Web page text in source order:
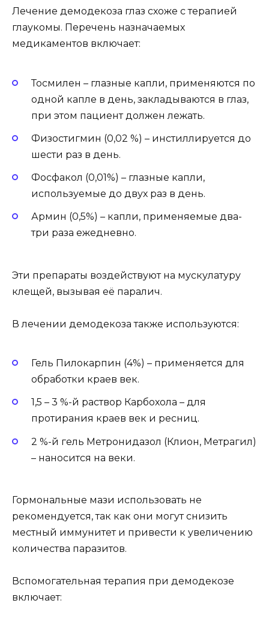
Лечение демодекоза глаз схоже с терапией
глаукомы. Перечень назначаемых
медикаментов включает:
Тосмилен – глазные капли, применяются по
одной капле в день, закладываются в глаз,
при этом пациент должен лежать.
Физостигмин (0,02 %) – инстиллируется до
шести раз в день.
Фосфакол (0,01%) – глазные капли,
используемые до двух раз в день.
Армин (0,5%) – капли, применяемые два-
три раза ежедневно.
Эти препараты воздействуют на мускулатуру
клещей, вызывая её паралич.
В лечении демодекоза также используются:
Гель Пилокарпин (4%) – применяется для
обработки краев век.
1,5 – 3 %-й раствор Карбохола – для
протирания краев век и ресниц.
2 %-й гель Метронидазол (Клион, Метрагил)
– наносится на веки.
Гормональные мази использовать не
рекомендуется, так как они могут снизить
местный иммунитет и привести к увеличению
количества паразитов.
Вспомогательная терапия при демодекозе
включает: